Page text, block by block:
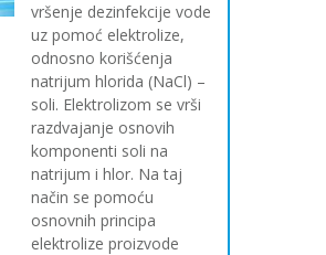
vršenje dezinfekcije vode
uz pomoć elektrolize,
odnosno korišćenja
natrijum hlorida (NaCl) –
soli. Elektrolizom se vrši
razdvajanje osnovih
komponenti soli na
natrijum i hlor. Na taj
način se pomoću
osnovnih principa
elektrolize proizvode